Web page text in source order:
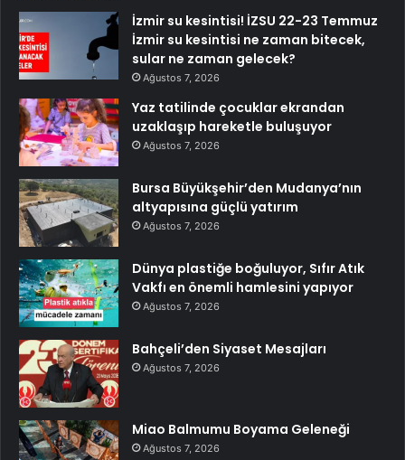
İzmir su kesintisi! İZSU 22-23 Temmuz
İzmir su kesintisi ne zaman bitecek,
sular ne zaman gelecek?
Ağustos 7, 2026
Yaz tatilinde çocuklar ekrandan
uzaklaşıp hareketle buluşuyor
Ağustos 7, 2026
Bursa Büyükşehir’den Mudanya’nın
altyapısına güçlü yatırım
Ağustos 7, 2026
Dünya plastiğe boğuluyor, Sıfır Atık
Vakfı en önemli hamlesini yapıyor
Ağustos 7, 2026
Bahçeli’den Siyaset Mesajları
Ağustos 7, 2026
Miao Balmumu Boyama Geleneği
Ağustos 7, 2026